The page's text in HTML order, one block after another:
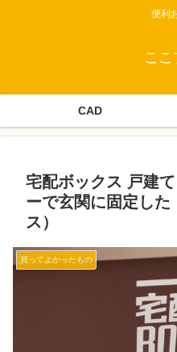
便利
こ
CAD
宅配ボックス 戸建
ーで玄関に固定した
ス）
買ってよかったもの